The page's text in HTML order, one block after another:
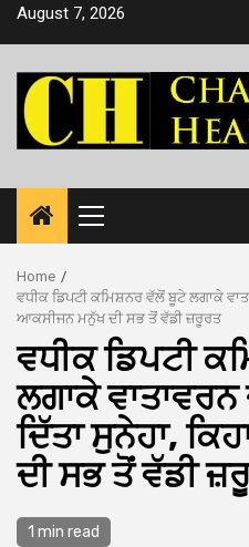
SkipAugust 7, 2026
Primary
Menu
Home
ਵਧੀਕ ਡਿਪਟੀ ਕਮਿਸ਼ਨਰ ਵੱਲੋਂ ਬੂਟੇ ਲਗਾਕੇ
ਆਕਸੀਜਨ ਮਨੁੱਖ ਦੀ ਸਭ ਤੋਂ ਵੱਡੀ ਜ਼ਰੂਰਤ
ਵਧੀਕ ਡਿਪਟੀ
ਲਗਾਕੇ ਵਾਤਾਵਰਨ
ਦਿੱਤਾ ਸੁਨੇਹਾ,
ਦੀ ਸਭ ਤੋਂ ਵੱਡੀ
1 min read